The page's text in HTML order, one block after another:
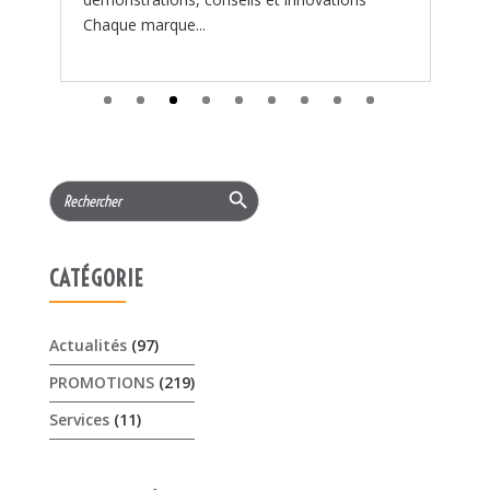
Search
CATÉGORIE
PROMOTIONS
𝟏𝟓% 𝐝𝐞 𝐫𝐞𝐦𝐢𝐬𝐞 cet été sur les …
3 août 2026